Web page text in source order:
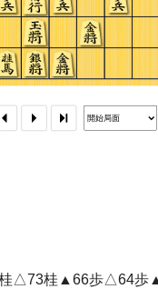
△73桂▲66歩△64歩